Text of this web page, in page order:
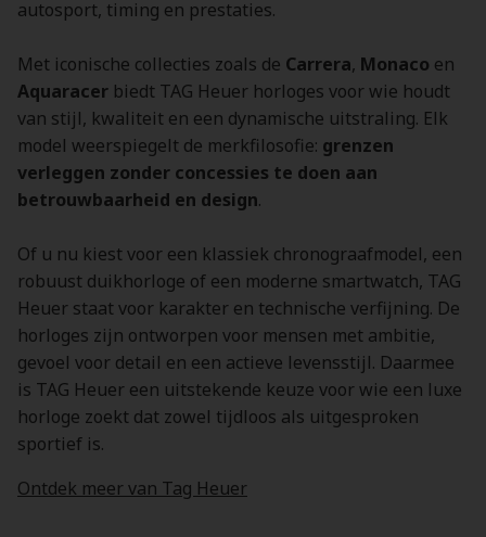
autosport, timing en prestaties.
Met iconische collecties zoals de Carrera, Monaco en
Aquaracer biedt TAG Heuer horloges voor wie houdt
van stijl, kwaliteit en een dynamische uitstraling. Elk
model weerspiegelt de merkfilosofie: grenzen
verleggen zonder concessies te doen aan
betrouwbaarheid en design.
Of u nu kiest voor een klassiek chronograafmodel, een
robuust duikhorloge of een moderne smartwatch, TAG
Heuer staat voor karakter en technische verfijning. De
horloges zijn ontworpen voor mensen met ambitie,
gevoel voor detail en een actieve levensstijl. Daarmee
is TAG Heuer een uitstekende keuze voor wie een luxe
horloge zoekt dat zowel tijdloos als uitgesproken
sportief is.
Ontdek meer van Tag Heuer